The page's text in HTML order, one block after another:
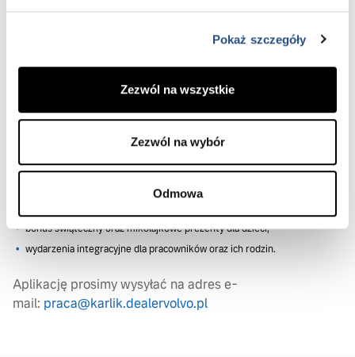
Pokaż szczegóły
Zezwól na wszystkie
Zezwól na wybór
Odmowa
pracę w renomowanej firmie wśród pasjonatów motoryzacji,
zatrudnienie na umowę o pracę (pełen etat),
atrakcyjne wynagrodzenie dopasowane do kompetencji Kandydata,
szkolenia, możliwość rozwoju osobistego,
prywatne ubezpieczenie medyczne dla pracowników,
preferencyjne warunki dodatkowego ubezpieczenia grupowego na
bonus świąteczny oraz mikołajkowe prezenty dla dzieci,
wydarzenia integracyjne dla pracowników oraz ich rodzin.
Aplikację prosimy wysyłać na adres e-
mail: praca@karlik.dealervolvo.pl